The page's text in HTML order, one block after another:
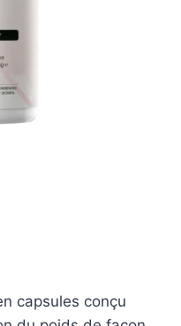
capsules conçu